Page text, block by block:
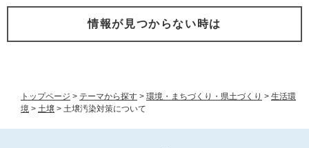
トップページ > テーマから探す > 環境・まちづくり・県土づくり > 生活環
境 > 土壌 > 土壌汚染対策について
情報が見つからない時は